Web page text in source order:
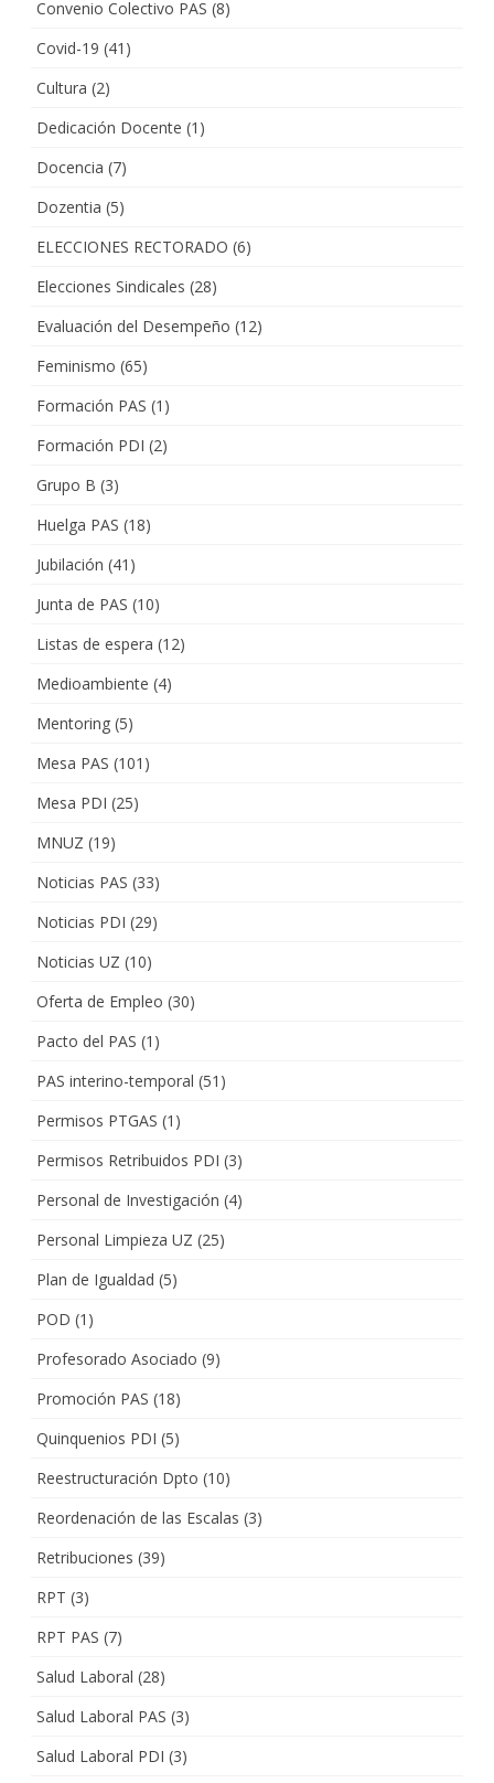
Convenio Colectivo PAS (8)
Covid-19 (41)
Cultura (2)
Dedicación Docente (1)
Docencia (7)
Dozentia (5)
ELECCIONES RECTORADO (6)
Elecciones Sindicales (28)
Evaluación del Desempeño (12)
Feminismo (65)
Formación PAS (1)
Formación PDI (2)
Grupo B (3)
Huelga PAS (18)
Jubilación (41)
Junta de PAS (10)
Listas de espera (12)
Medioambiente (4)
Mentoring (5)
Mesa PAS (101)
Mesa PDI (25)
MNUZ (19)
Noticias PAS (33)
Noticias PDI (29)
Noticias UZ (10)
Oferta de Empleo (30)
Pacto del PAS (1)
PAS interino-temporal (51)
Permisos PTGAS (1)
Permisos Retribuidos PDI (3)
Personal de Investigación (4)
Personal Limpieza UZ (25)
Plan de Igualdad (5)
POD (1)
Profesorado Asociado (9)
Promoción PAS (18)
Quinquenios PDI (5)
Reestructuración Dpto (10)
Reordenación de las Escalas (3)
Retribuciones (39)
RPT (3)
RPT PAS (7)
Salud Laboral (28)
Salud Laboral PAS (3)
Salud Laboral PDI (3)